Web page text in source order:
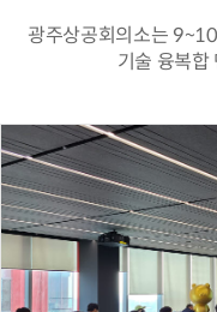
광주상공회의소는
기술 융복합